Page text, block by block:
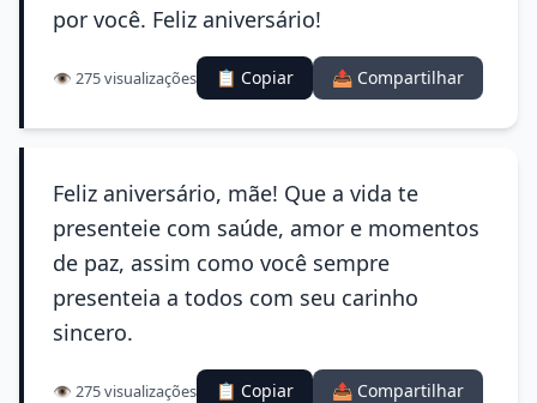
por você. Feliz aniversário!
👁️ 275 visualizações 📋 Copiar 📤 Compartilhar
Feliz aniversário, mãe! Que a vida te
presenteie com saúde, amor e momentos
de paz, assim como você sempre
presenteia a todos com seu carinho
sincero.
👁️ 275 visualizações 📋 Copiar 📤 Compartilhar